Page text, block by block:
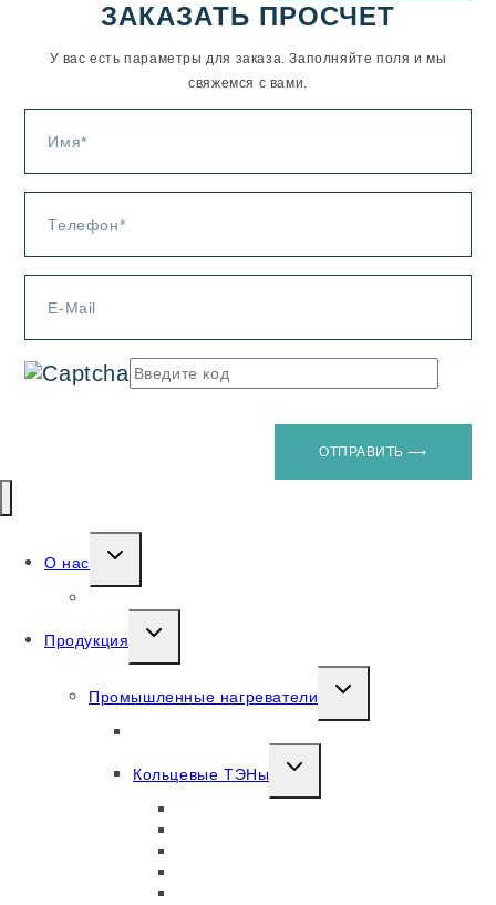
ЗАКАЗАТЬ ПРОСЧЕТ
У вас есть параметры для заказа. Заполняйте поля и мы
свяжемся с вами.
ОТПРАВИТЬ ⟶
О нас
Продукция
Промышленные нагреватели
Кольцевые ТЭНы